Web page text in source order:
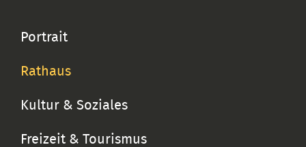
Portrait
Rathaus
Kultur & Soziales
Freizeit & Tourismus